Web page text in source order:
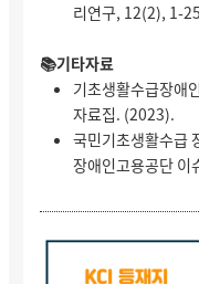
리연구, 12(2), 1-
📚기타자료
기초생활수급장애
자료집. (2023).
국민기초생활수급
장애인고용공단